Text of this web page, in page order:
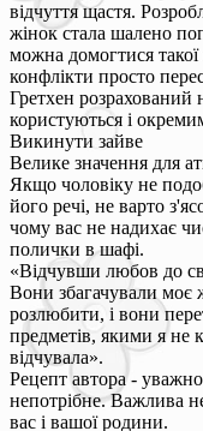
відчуття щастя.
жінок стала шалено
можна домогтися
конфлікти просто
Гретхен розрахований
користуються і
Викинути зайве
Велике значення для
Якщо чоловіку не
його речі, не варто
чому вас не надихає
полички в шафі.
«Відчувши любов до
Вони збагачували моє
розлюбити, і вони
предметів, якими я не
відчувала».
Рецепт автора -
непотрібне. Важлива
вас і вашої родини.